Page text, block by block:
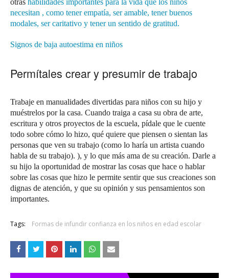
otras habilidades importantes para la vida que los niños
necesitan , como tener empatía, ser amable, tener buenos
modales, ser caritativo y tener un sentido de gratitud.
Signos de baja autoestima en niños
Permítales crear y presumir de trabajo
Trabaje en manualidades divertidas para niños con su hijo y
muéstrelos por la casa. Cuando traiga a casa su obra de arte,
escritura y otros proyectos de la escuela, pídale que le cuente
todo sobre cómo lo hizo, qué quiere que piensen o sientan las
personas que ven su trabajo (como lo haría un artista cuando
habla de su trabajo). ), y lo que más ama de su creación. Darle a
su hijo la oportunidad de mostrar las cosas que hace o hablar
sobre las cosas que hizo le permite sentir que sus creaciones son
dignas de atención, y que su opinión y sus pensamientos son
importantes.
Tags: Formas de infundir confianza en los niños en edad escolar